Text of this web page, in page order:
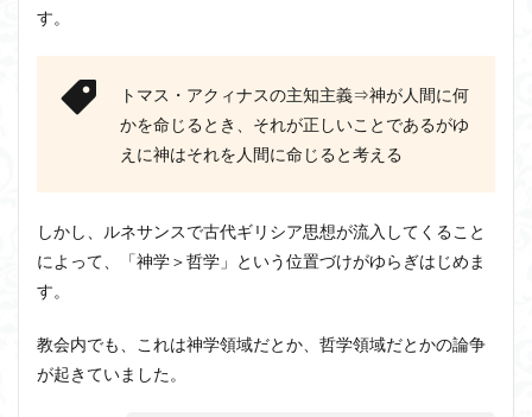
す。
トマス・アクィナスの主知主義⇒神が人間に何
かを命じるとき、それが正しいことであるがゆ
えに神はそれを人間に命じると考える
しかし、ルネサンスで古代ギリシア思想が流入してくること
によって、「神学＞哲学」という位置づけがゆらぎはじめま
す。
教会内でも、これは神学領域だとか、哲学領域だとかの論争
が起きていました。